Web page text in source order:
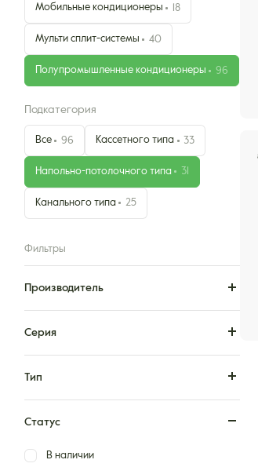
Мобильные кондиционеры 18
Мульти сплит-системы 40
Полупромышленные кондиционеры 96
Подкатегория
Все 96 Кассетного типа 33
Напольно-потолочного типа 31
Канального типа 25
Фильтры
Производитель
Серия
Тип
Статус
В наличии